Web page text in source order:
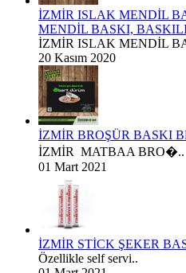
İZMİR ISLAK MENDİL
MENDİL BASKI,
İZMİR ISLAK MENDİL
20 Kasım 2020
İZMİR BROŞÜR BASKI
İZMİR MATBAA BRO�..
01 Mart 2021
İZMİR STİCK ŞEKER
Özellikle self servi..